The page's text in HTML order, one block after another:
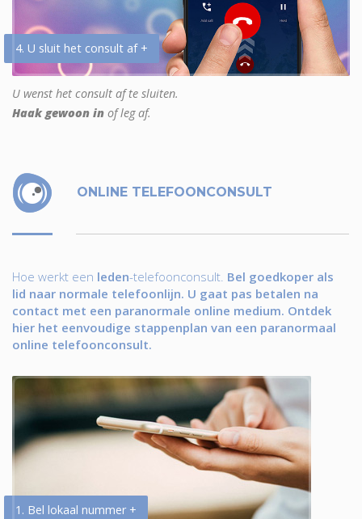
4. U sluit het consult af +
U wenst het consult af te sluiten.
Haak gewoon in of leg af.
ONLINE TELEFOONCONSULT
Hoe werkt een leden-telefoonconsult. Bel goedkoper als
lid naar normale telefoonlijn. U gaat pas betalen na
contact met een paranormale online medium. Ontdek
hier het eenvoudige stappenplan van een paranormaal
online telefoonconsult.
1. Bel lokaal nummer +